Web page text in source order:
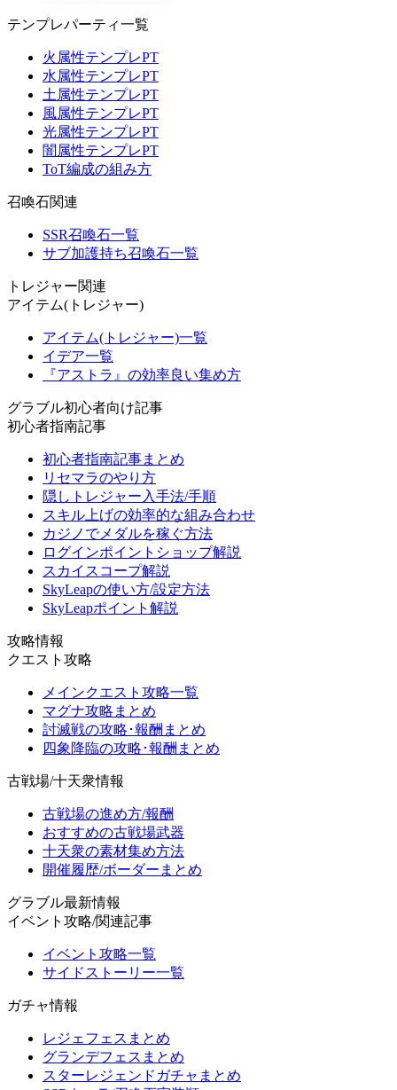
テンプレパーティ一覧
火属性テンプレPT
水属性テンプレPT
土属性テンプレPT
風属性テンプレPT
光属性テンプレPT
闇属性テンプレPT
ToT編成の組み方
召喚石関連
SSR召喚石一覧
サブ加護持ち召喚石一覧
トレジャー関連
アイテム(トレジャー)
アイテム(トレジャー)一覧
イデア一覧
『アストラ』の効率良い集め方
グラブル初心者向け記事
初心者指南記事
初心者指南記事まとめ
リセマラのやり方
隠しトレジャー入手法/手順
スキル上げの効率的な組み合わせ
カジノでメダルを稼ぐ方法
ログインポイントショップ解説
スカイスコープ解説
SkyLeapの使い方/設定方法
SkyLeapポイント解説
攻略情報
クエスト攻略
メインクエスト攻略一覧
マグナ攻略まとめ
討滅戦の攻略･報酬まとめ
四象降臨の攻略･報酬まとめ
古戦場/十天衆情報
古戦場の進め方/報酬
おすすめの古戦場武器
十天衆の素材集め方法
開催履歴/ボーダーまとめ
グラブル最新情報
イベント攻略/関連記事
イベント攻略一覧
サイドストーリー一覧
ガチャ情報
レジェフェスまとめ
グランデフェスまとめ
スターレジェンドガチャまとめ